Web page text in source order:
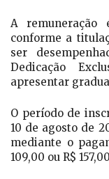
A remuneração
conforme a
ser
Dedicação
apresentar
O período de
10 de agosto de
mediante o
109,00 ou R$